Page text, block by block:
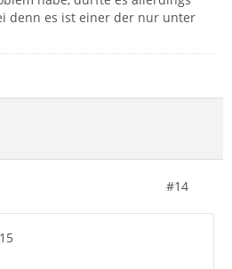
denn es ist einer der nur unter
#14